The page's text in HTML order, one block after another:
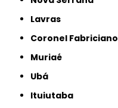
Lavras
Coronel Fabriciano
Muriaé
Ubá
Ituiutaba